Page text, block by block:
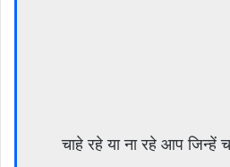
चाहे रहे या ना रहे आप जिन्हें